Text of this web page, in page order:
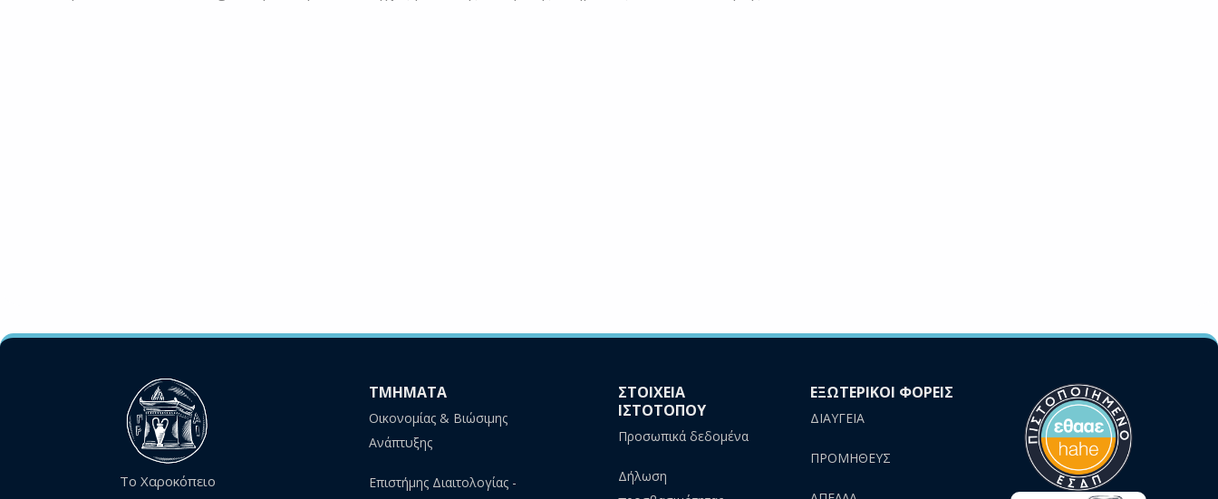
Το Χαροκόπειο
ΤΜΗΜΑΤΑ
Οικονομίας & Βιώσιμης
Ανάπτυξης
Επιστήμης Διαιτολογίας -
ΣΤΟΙΧΕΙΑ
ΙΣΤΟΤΟΠΟΥ
Προσωπικά δεδομένα
Δήλωση
ΕΞΩΤΕΡΙΚΟΙ ΦΟΡΕΙΣ
ΔΙΑΥΓΕΙΑ
ΠΡΟΜΗΘΕΥΣ